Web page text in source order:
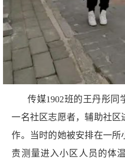
传媒1902班的王丹彤同
一名社区志愿者，辅助社区
作。当时的她被安排在一所
责测量进入小区人员的体